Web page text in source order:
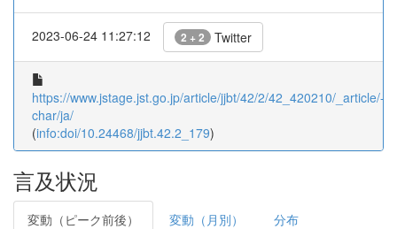
2023-06-24 11:27:12 2 + 2 Twitter
https://www.jstage.jst.go.jp/article/jjbt/42/2/42_420210/_article/-
char/ja/
(info:doi/10.24468/jjbt.42.2_179)
言及状況
変動（ピーク前後） 変動（月別） 分布